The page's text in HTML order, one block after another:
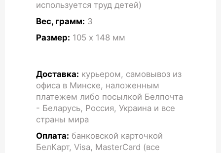
используется труд детей)
Вес, грамм: 3
Размер: 105 x 148 мм
Доставка: курьером, самовывоз из
офиса в Минске, наложенным
платежем либо посылкой Белпочта
- Беларусь, Россия, Украина и все
страны мира
Оплата: банковской карточкой
БелКарт, Visa, MasterCard (все